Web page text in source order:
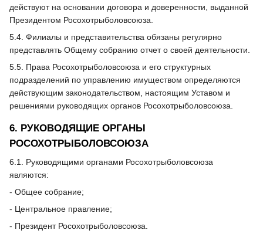
действуют на основании договора и доверенности, выданной
Президентом Росохотрыболовсоюза.
5.4. Филиалы и представительства обязаны регулярно
представлять Общему собранию отчет о своей деятельности.
5.5. Права Росохотрыболовсоюза и его структурных
подразделений по управлению имуществом определяются
действующим законодательством, настоящим Уставом и
решениями руководящих органов Росохотрыболовсоюза.
6. РУКОВОДЯЩИЕ ОРГАНЫ
РОСОХОТРЫБОЛОВСОЮЗА
6.1. Руководящими органами Росохотрыболовсоюза
являются:
- Общее собрание;
- Центральное правление;
- Президент Росохотрыболовсоюза.